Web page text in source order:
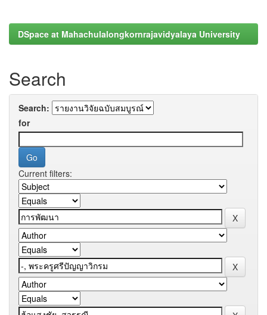
DSpace at Mahachulalongkornrajavidyalaya University
Search
Search:
for
Current filters: